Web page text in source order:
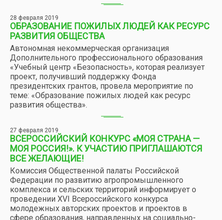
28 февраля 2019
ОБРАЗОВАНИЕ ПОЖИЛЫХ ЛЮДЕЙ КАК РЕСУРС
РАЗВИТИЯ ОБЩЕСТВА
Автономная некоммерческая организация
Дополнительного профессионального образования
«Учебный центр «Безопасность», которая реализует
проект, получивший поддержку Фонда
президентских грантов, провела мероприятие по
теме: «Образование пожилых людей как ресурс
развития общества».
27 февраля 2019
ВСЕРОССИЙСКИЙ КОНКУРС «МОЯ СТРАНА —
МОЯ РОССИЯ!». К УЧАСТИЮ ПРИГЛАШАЮТСЯ
ВСЕ ЖЕЛАЮЩИЕ!
Комиссия Общественной палаты Российской
Федерации по развитию агропромышленного
комплекса и сельских территорий информирует о
проведении ХVI Всероссийского конкурса
молодежных авторских проектов и проектов в
сфере образования, направленных на социально-